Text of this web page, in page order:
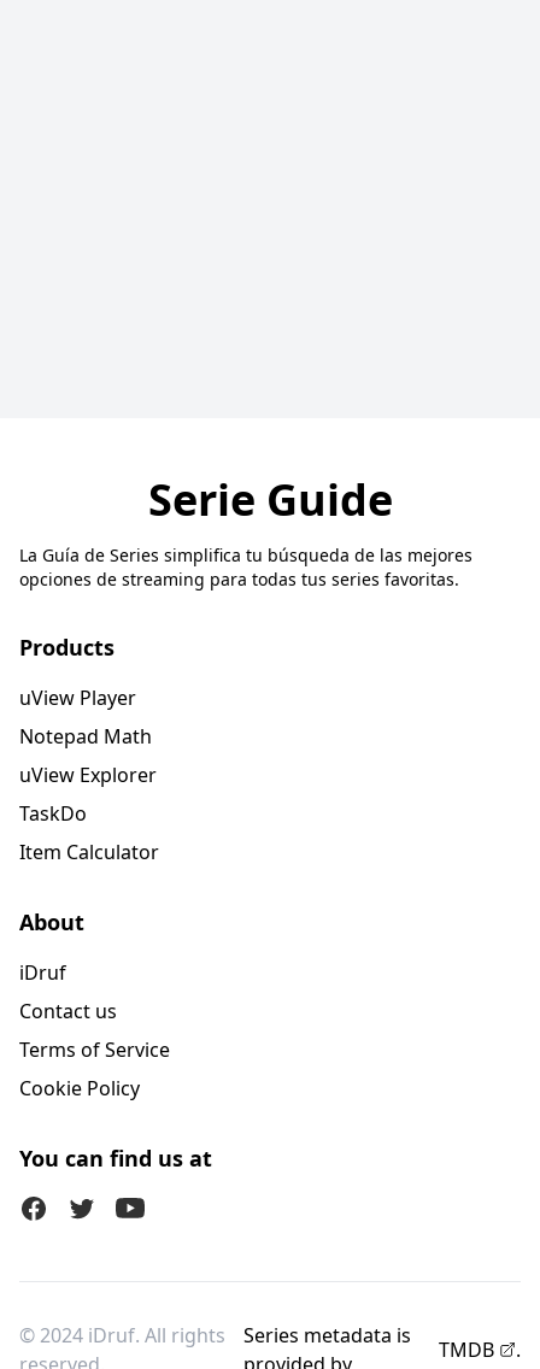
Serie Guide
La Guía de Series simplifica tu búsqueda de las mejores
opciones de streaming para todas tus series favoritas.
Products
uView Player
Notepad Math
uView Explorer
TaskDo
Item Calculator
About
iDruf
Contact us
Terms of Service
Cookie Policy
You can find us at
FacebookTwitter (X)Youtube
© 2024 iDruf. All rights
Series metadata is
TMDB .